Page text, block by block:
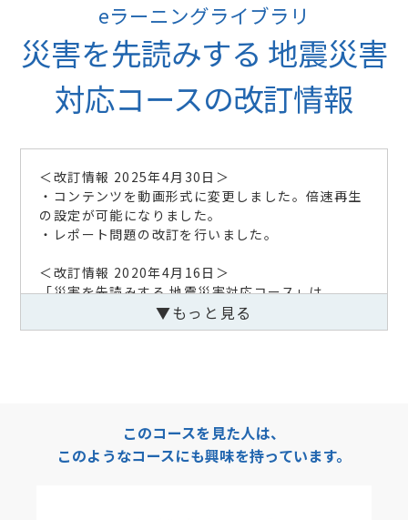
eラーニングライブラリ
災害を先読みする 地震災害
対応コースの改訂情報
＜改訂情報 2025年4月30日＞
・コンテンツを動画形式に変更しました。倍速再生
の設定が可能になりました。
・レポート問題の改訂を行いました。
＜改訂情報 2020年4月16日＞
「災害を先読みする 地震災害対応コース」は、
Adobe Flash Player を使用しない新形式の教材に
切り替わりました。
末からもご受講できます。
＜改訂情報 2012年3月13日＞
▼もっと見る
このコースを見た人は、
このようなコースにも興味を持っています。